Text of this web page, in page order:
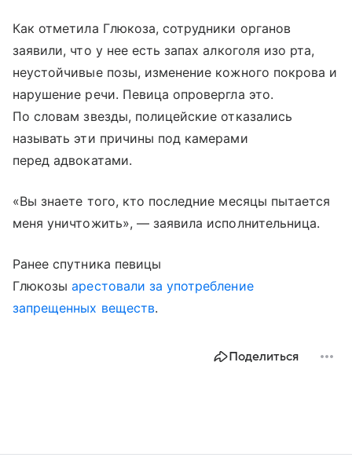
Как отметила Глюкоза, сотрудники органов
заявили, что у нее есть запах алкоголя изо рта,
неустойчивые позы, изменение кожного покрова и
нарушение речи. Певица опровергла это.
По словам звезды, полицейские отказались
называть эти причины под камерами
перед адвокатами.
«Вы знаете того, кто последние месяцы пытается
меня уничтожить», — заявила исполнительница.
Ранее спутника певицы
Глюкозыарестовали за употребление
запрещенных веществ.
Поделиться